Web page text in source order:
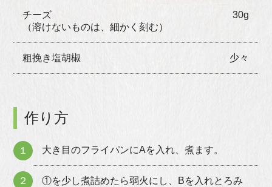
チーズ
（溶けないものは、細かく刻む）
30g
粗挽き塩胡椒 少々
作り方
１ 大き目のフライパンにAを入れ、煮ます。
２
①を少し煮詰めたら弱火にし、Bを入れとろみ